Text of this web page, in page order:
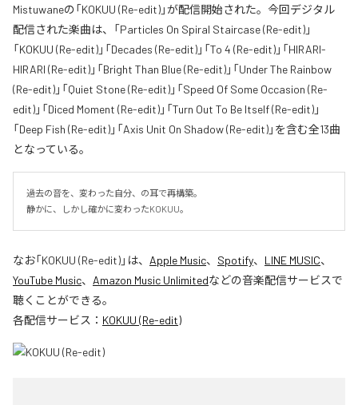
Mistuwaneの「KOKUU (Re-edit)」が配信開始された。今回デジタル
配信された楽曲は、「Particles On Spiral Staircase (Re-edit)」
「KOKUU (Re-edit)」「Decades (Re-edit)」「To 4 (Re-edit)」「HIRARI-
HIRARI (Re-edit)」「Bright Than Blue (Re-edit)」「Under The Rainbow
(Re-edit)」「Quiet Stone (Re-edit)」「Speed Of Some Occasion (Re-
edit)」「Diced Moment (Re-edit)」「Turn Out To Be Itself (Re-edit)」
「Deep Fish (Re-edit)」「Axis Unit On Shadow (Re-edit)」を含む全13曲
となっている。
過去の音を、変わった自分、の耳で再構築。
静かに、しかし確かに変わったKOKUU。
なお「KOKUU (Re-edit)」は、 Apple Music、 Spotify、 LINE MUSIC、
YouTube Music、 Amazon Music Unlimitedなどの音楽配信サービスで
聴くことができる。
各配信サービス： KOKUU (Re-edit)